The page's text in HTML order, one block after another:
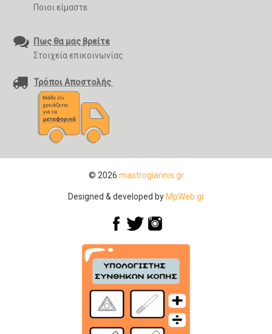
Ποιοι είμαστε
Πως θα μας βρείτε
Στοιχεία επικοινωνίας
Τρόποι Αποστολής
© 2026 mastrogiannis.gr
Designed & developed byMpWeb.gr